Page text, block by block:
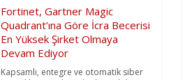
Fortinet, Gartner Magic
Quadrant’ına Göre İcra Becerisi
En Yüksek Şirket Olmaya
Devam Ediyor
Kapsamlı, entegre ve otomatik siber